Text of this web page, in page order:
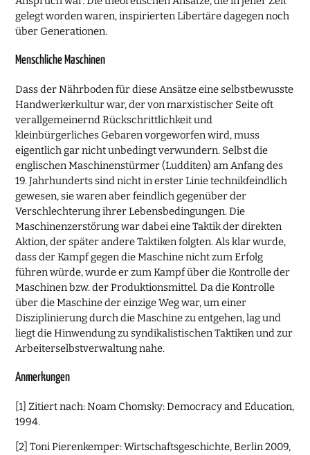
gelegt worden waren, inspirierten Libertäre dagegen noch
über Generationen.
Menschliche Maschinen
Dass der Nährboden für diese Ansätze eine selbstbewusste
Handwerkerkultur war, der von marxistischer Seite oft
verallgemeinernd Rückschrittlichkeit und
kleinbürgerliches Gebaren vorgeworfen wird, muss
eigentlich gar nicht unbedingt verwundern. Selbst die
englischen Maschinenstürmer (Ludditen) am Anfang des
19. Jahrhunderts sind nicht in erster Linie technikfeindlich
gewesen, sie waren aber feindlich gegenüber der
Verschlechterung ihrer Lebensbedingungen. Die
Maschinenzerstörung war dabei eine Taktik der direkten
Aktion, der später andere Taktiken folgten. Als klar wurde,
dass der Kampf gegen die Maschine nicht zum Erfolg
führen würde, wurde er zum Kampf über die Kontrolle der
Maschinen bzw. der Produktionsmittel. Da die Kontrolle
über die Maschine der einzige Weg war, um einer
Disziplinierung durch die Maschine zu entgehen, lag und
liegt die Hinwendung zu syndikalistischen Taktiken und zur
Arbeiterselbstverwaltung nahe.
Anmerkungen
[1] Zitiert nach: Noam Chomsky: Democracy and Education,
1994.
[2] Toni Pierenkemper: Wirtschaftsgeschichte, Berlin 2009,